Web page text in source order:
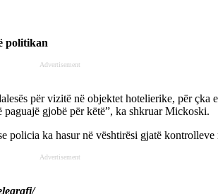
politikan
Advertisement
për vizitë në objektet hotelierike, për
gjobë për këtë”, ka shkruar Mickoski.
ka hasur në vështirësi gjatë
Advertisement